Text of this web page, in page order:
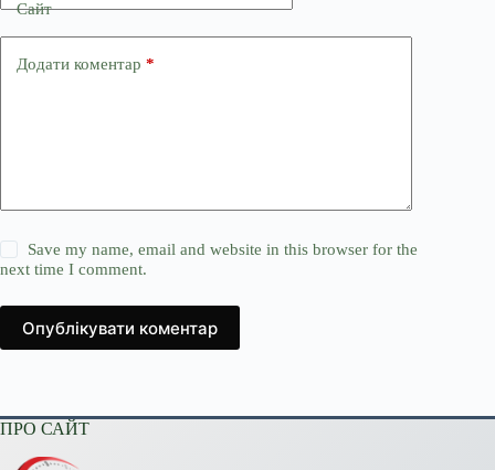
Сайт
Додати коментар *
Save my name, email and website in this browser for the
next time I comment.
Опублікувати коментар
ПРО САЙТ